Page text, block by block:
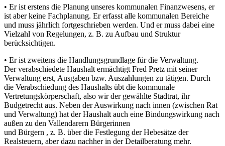
• Er ist erstens die Planung unseres kommunalen Finanzwesens, er
ist aber keine Fachplanung. Er erfasst alle kommunalen Bereiche
und muss jährlich fortgeschrieben werden. Und er muss dabei eine
Vielzahl von Regelungen, z. B. zu Aufbau und Struktur
berücksichtigen.
• Er ist zweitens die Handlungsgrundlage für die Verwaltung.
Der verabschiedete Haushalt ermächtigt Fred Pretz mit seiner
Verwaltung erst, Ausgaben bzw. Auszahlungen zu tätigen. Durch
die Verabschiedung des Haushalts übt die kommunale
Vertretungskörperschaft, also wir der gewählte Stadtrat, ihr
Budgetrecht aus. Neben der Auswirkung nach innen (zwischen Rat
und Verwaltung) hat der Haushalt auch eine Bindungswirkung nach
außen zu den Vallendarern Bürgerinnen
und Bürgern , z. B. über die Festlegung der Hebesätze der
Realsteuern, aber dazu nachher in der Detailberatung mehr.